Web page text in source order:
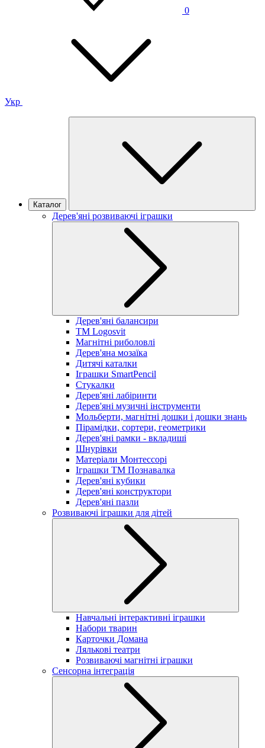
0
Укр
Каталог
Дерев'яні розвиваючі іграшки
Дерев'яні балансири
TM Logosvit
Магнітні риболовлі
Дерев'яна мозаїка
Дитячі каталки
Іграшки SmartPencil
Стукалки
Дерев'яні лабіринти
Дерев'яні музичні інструменти
Мольберти, магнітні дошки і дошки знань
Пірамідки, сортери, геометрики
Дерев'яні рамки - вкладиші
Шнурівки
Матеріали Монтессорі
Іграшки ТМ Познавалка
Дерев'яні кубики
Дерев'яні конструктори
Дерев'яні пазли
Розвиваючі іграшки для дітей
Навчальні інтерактивні іграшки
Набори тварин
Карточки Домана
Лялькові театри
Розвиваючі магнітні іграшки
Сенсорна інтеграція